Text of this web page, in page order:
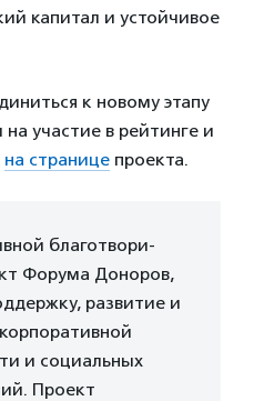
капитал и устойчивое
к новому этапу
участие в рейтинге и
на странице проекта.
благо­твори­
Форума Доноров,
развитие и
и социальных
Проект